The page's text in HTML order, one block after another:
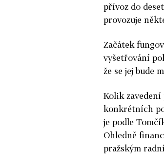
přívoz do
provozuje
Začátek
vyšetřování
že se jej bude
Kolik
konkrétních
je podle
Ohledně
pražským